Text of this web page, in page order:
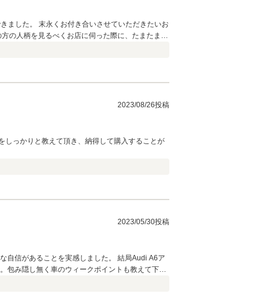
ました。 末永くお付き合いさせていただきたいお
でとても好印象で、また、今のマイカーに出会っ
りました！
2023/08/26投稿
しっかりと教えて頂き、納得して購入することが
2023/05/30投稿
自信があることを実感しました。 結局Audi A6ア
包み隠し無く車のウィークポイントも教えて下さ
た走りでした。 状態がとてもよいものを提供し